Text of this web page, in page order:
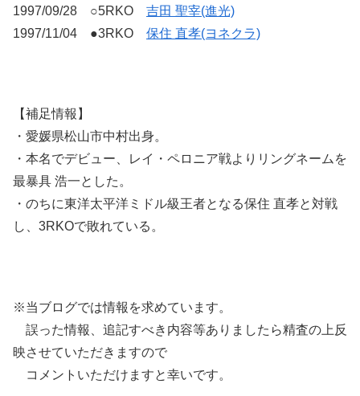
1997/09/28 ○5RKO 吉田 聖宰(進光)
1997/11/04 ●3RKO 保住 直孝(ヨネクラ)
【補足情報】
・愛媛県松山市中村出身。
・本名でデビュー、レイ・ペロニア戦よりリングネームを
最暴具 浩一とした。
・のちに東洋太平洋ミドル級王者となる保住 直孝と対戦
し、3RKOで敗れている。
※当ブログでは情報を求めています。
誤った情報、追記すべき内容等ありましたら精査の上反
映させていただきますので
コメントいただけますと幸いです。